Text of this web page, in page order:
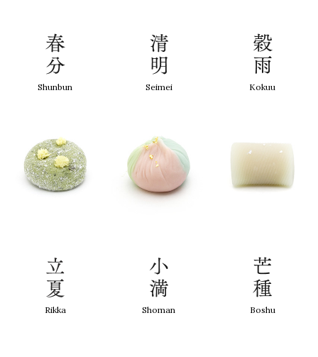
Shunbun Seimei Kokuu
Rikka Shoman Boshu